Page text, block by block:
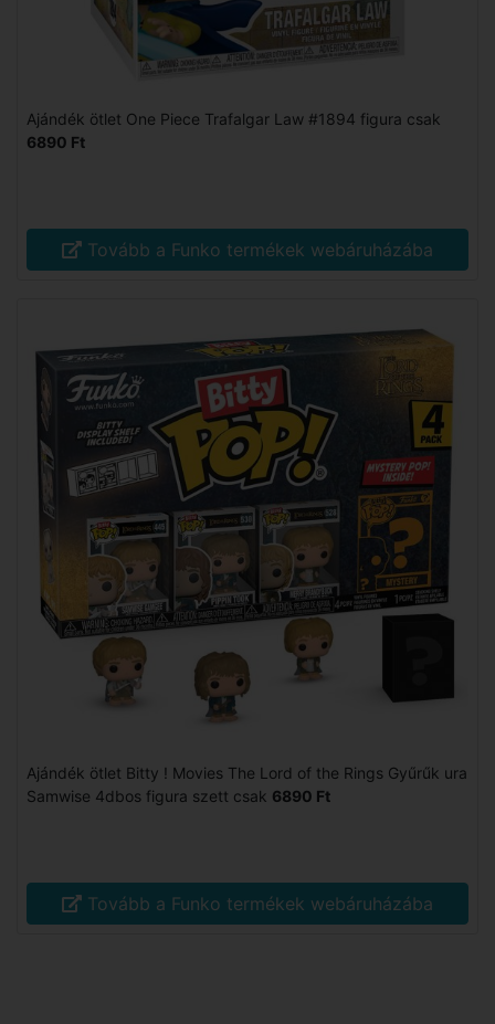
Ajándék ötlet One Piece Trafalgar Law #1894 figura csak
6890 Ft
Tovább a Funko termékek webáruházába
Ajándék ötlet Bitty ! Movies The Lord of the Rings Gyűrűk ura
Samwise 4dbos figura szett csak 6890 Ft
Tovább a Funko termékek webáruházába